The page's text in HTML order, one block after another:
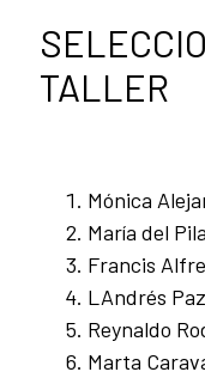
TALLER
Mónica
María del
Francis
LAndrés Paz
Reynaldo
Marta